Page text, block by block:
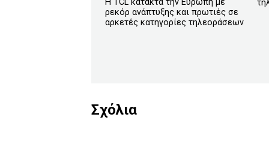
ρεκόρ ανάπτυξης και πρωτιές σε
αρκετές κατηγορίες τηλεοράσεων
Σχόλια